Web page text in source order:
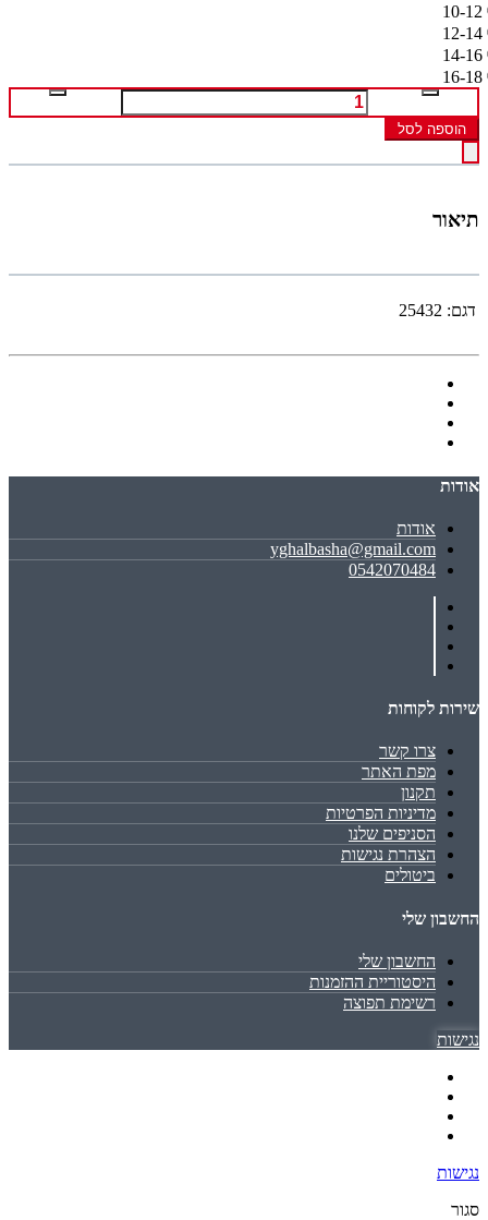
10-12
12-14
14-16
16-18
הוספה לסל
תיאור
דגם: 25432
אודות
אודות
yghalbasha@gmail.com
0542070484
שירות לקוחות
צרו קשר
מפת האתר
תקנון
מדיניות הפרטיות
הסניפים שלנו
הצהרת נגישות
ביטולים
החשבון שלי
החשבון שלי
היסטוריית ההזמנות
רשימת תפוצה
נגישות
נגישות
סגור